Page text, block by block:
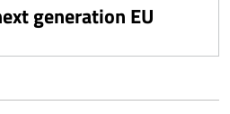
generation EU